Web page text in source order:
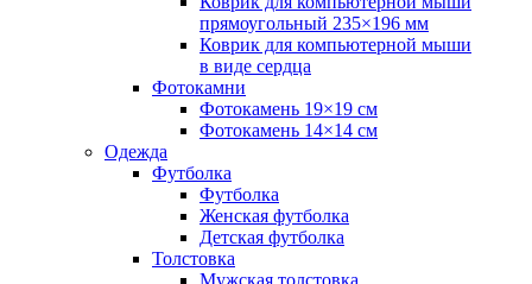
прямоугольный 235×196 мм
Коврик для компьютерной мыши
в виде сердца
Фотокамни
Фотокамень 19×19 см
Фотокамень 14×14 см
Одежда
Футболка
Футболка
Женская футболка
Детская футболка
Толстовка
Мужская толстовка